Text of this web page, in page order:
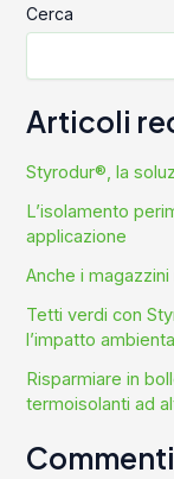
Cerca
Articoli
Styrodur®, la
L’isolamento
applicazione
Anche i
Tetti verdi con
l’impatto
Risparmiare in
termoisolanti ad